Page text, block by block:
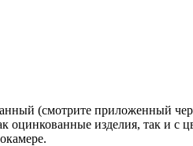
(смотрите приложенный
оцинкованные изделия, так и